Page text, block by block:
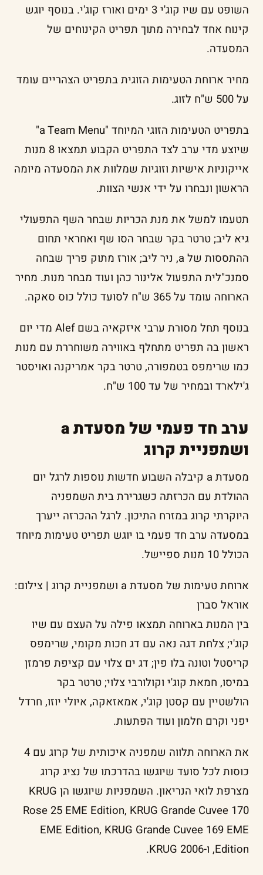
השופט עם שיו קוג'י 3 ימים ואורז קוג'י. בנוסף יוגש
קינוח אחד לבחירה מתוך תפריט הקינוחים של
המסעדה.
מחיר ארוחת הטעימות הזוגית בתפריט הצהריים עומד
על 500 ש"ח לזוג.
בתפריט הטעימות הזוגי המיוחד "a Team Menu"
שיוצע מדי ערב לצד התפריט הקבוע תמצאו 8 מנות
אייקוניות אישיות וזוגיות שמלוות את המסעדה מיומה
הראשון ונבחרו על ידי אנשי הצוות.
תטעמו למשל את מנת הכריות שבחר השף התפעולי
גיא ליב; טרטר בקר שבחר הסו שף ואחראי תחום
ההתססות של a, ניר ליב; אורז מתוק פריך שבחה
סמנכ"לית התפעול אלינור כהן ועוד מבחר מנות. מחיר
הארוחה עומד על 365 ש"ח לסועד כולל כוס סאקה.
בנוסף תחל מסורת ערבי איזקאיה בשם Alef מדי יום
ראשון בה תפריט מתחלף באווירה משוחררת עם מנות
כמו שרימפס בטמפורה, טרטר בקר אמריקנה ואויסטר
ג'ילארד ובמחיר של עד 100 ש"ח.
ערב חד פעמי של מסעדת a
ושמפניית קרוג
מסעדת a קיבלה השבוע חדשות נוספות לרגל יום
ההולדת עם הכרזתה כשגרירת בית השמפניה
היוקרתי קרוג במזרח התיכון. לרגל ההכרזה ייערך
במסעדה ערב חד פעמי בו יוגש תפריט טעימות מיוחד
הכולל 10 מנות ספיישל.
ארוחת טעימות של מסעדת a ושמפניית קרוג | צילום:
אוראל סברן
בין המנות בארוחה תמצאו פילה על העצם עם שיו
קוג'י; צלחת דגה נאה עם דג חכות מקומי, שרימפס
קריסטל וטונה בלו פין; דג ים צלוי עם קציפת פרמזן
במיסו, חמאת קוג'י וקולורבי צלוי; טרטר בקר
הולשטיין עם קסטן קוג'י, אמאזאקה, איולי יוזו, חרדל
יפני וקרם חלמון ועוד הפתעות.
את הארוחה תלווה שמפניה איכותית של קרוג עם 4
כוסות לכל סועד שיוגשו בהדרכתו של נציג קרוג
מצרפת לואי הנריאון. השמפניות שיוגשו הן KRUG
Rose 25 EME Edition, KRUG Grande Cuvee 170
EME Edition, KRUG Grande Cuvee 169 EME
Edition, ו-KRUG 2006.